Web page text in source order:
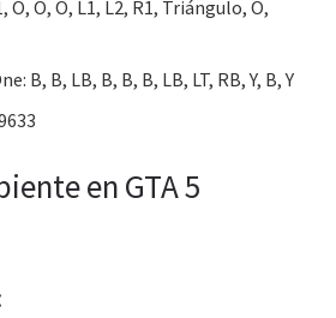
O, O, O, L1, L2, R1, Triángulo, O,
B, B, LB, B, B, B, LB, LT, RB, Y, B, Y
en GTA 5